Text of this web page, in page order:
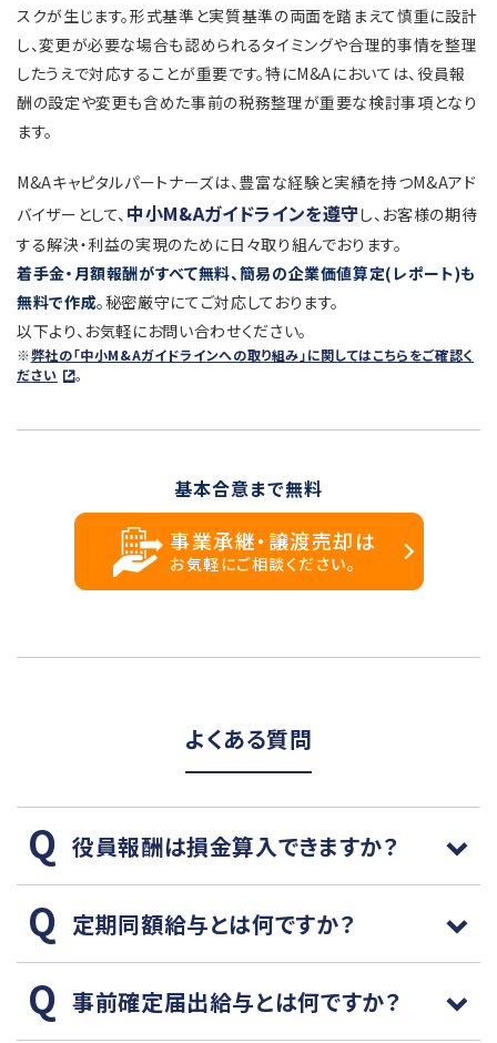
スクが生じます。形式基準と実質基準の両面を踏まえて慎重に設計
し、変更が必要な場合も認められるタイミングや合理的事情を整理
したうえで対応することが重要です。特にM&Aにおいては、役員報
酬の設定や変更も含めた事前の税務整理が重要な検討事項となり
ます。
M&Aキャピタルパートナーズは、豊富な経験と実績を持つM&Aアド
バイザーとして、 中小M&Aガイドラインを遵守し、お客様の期待
する解決・利益の実現のために日々取り組んでおります。
着手金・月額報酬がすべて無料、簡易の企業価値算定(レポート)も
無料で作成。秘密厳守にてご対応しております。
以下より、お気軽にお問い合わせください。
※弊社の「中小M&Aガイドラインへの取り組み」に関してはこちらをご確認く
ださい
。
基本合意まで無料
事業承継・譲渡売却は
お気軽にご相談ください。
よくある質問
役員報酬は損金算入できますか？
定期同額給与とは何ですか？
事前確定届出給与とは何ですか？